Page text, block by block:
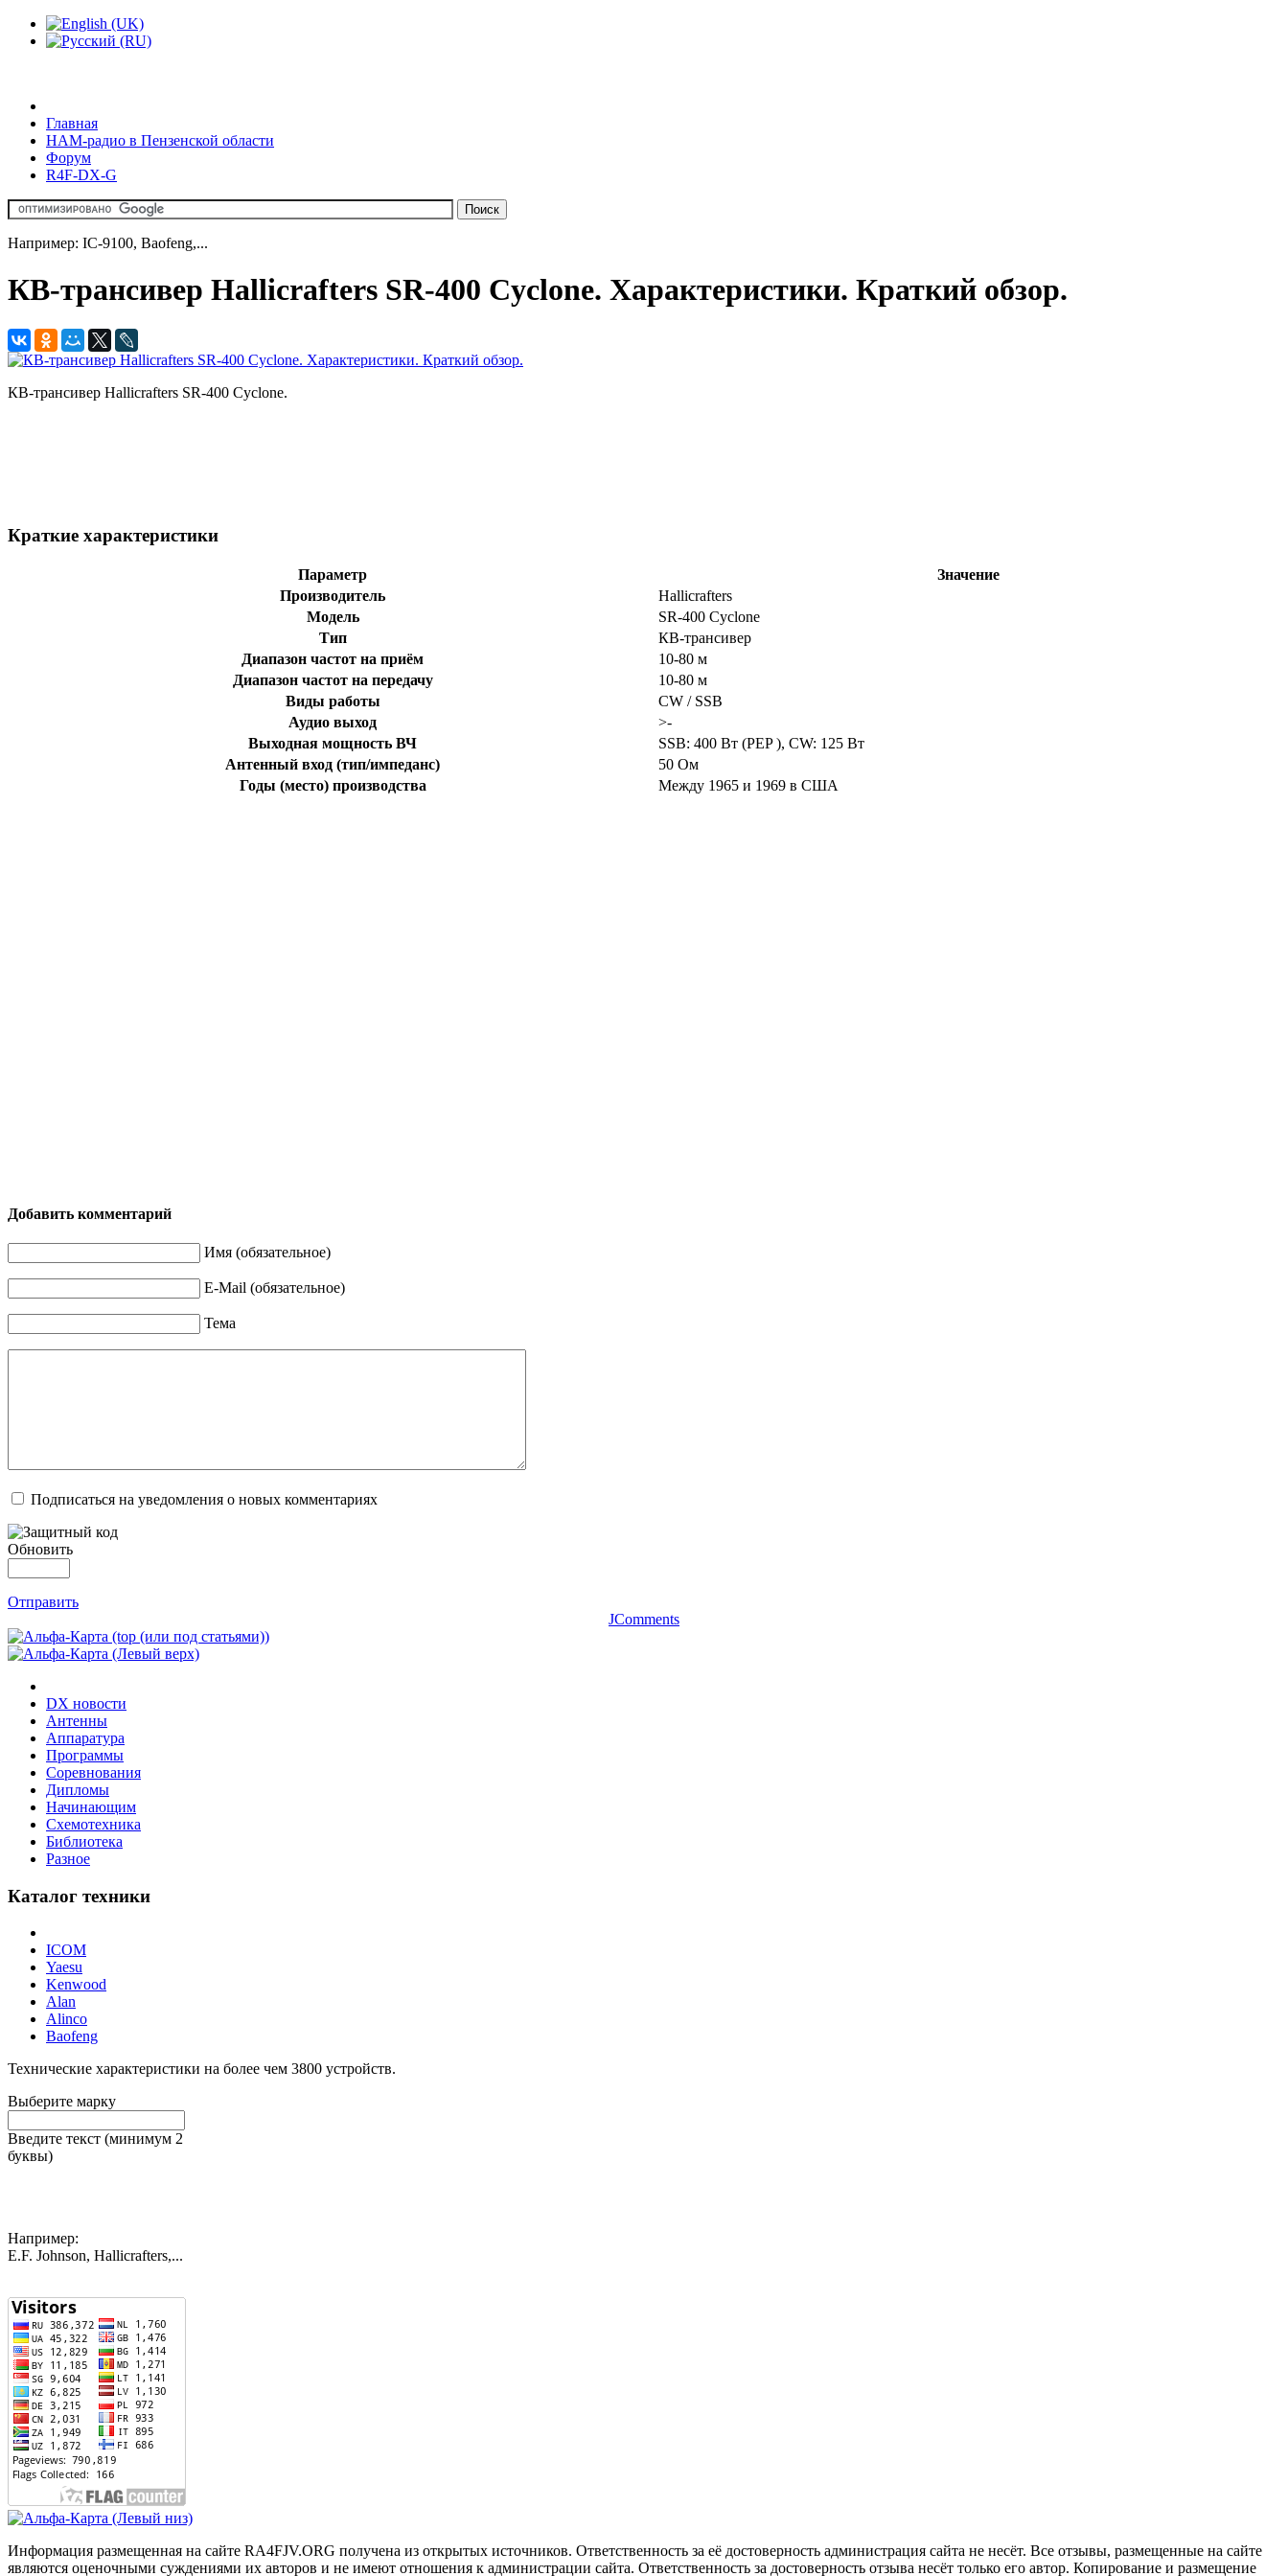
Главная
HAM-радио в Пензенской области
Форум
R4F-DX-G
Например: IC-9100, Baofeng,...
КВ-трансивер Hallicrafters SR-400 Cyclone. Характеристики. Краткий обзор.
КВ-трансивер Hallicrafters SR-400 Cyclone.
Краткие характеристики
Параметр
Значение
Производитель
Hallicrafters
Модель
SR-400 Cyclone
Тип
КВ-трансивер
Диапазон частот на приём
10-80 м
Диапазон частот на передачу
10-80 м
Виды работы
CW / SSB
Аудио выход
>-
Выходная мощность ВЧ
SSB: 400 Вт (PEP ), CW: 125 Вт
Антенный вход (тип/импеданс)
50 Ом
Годы (место) производства
Между 1965 и 1969 в США
Добавить комментарий
Имя (обязательное)
E-Mail (обязательное)
Тема
Подписаться на уведомления о новых комментариях
Обновить
Отправить
JComments
DX новости
Антенны
Аппаратура
Программы
Соревнования
Дипломы
Начинающим
Схемотехника
Библиотека
Разное
Каталог техники
ICOM
Yaesu
Kenwood
Alan
Alinco
Baofeng
Технические характеристики на более чем 3800 устройств.
Выберите марку
Введите текст (минимум 2
буквы)
Например:
E.F. Johnson, Hallicrafters,...
Информация размещенная на сайте RA4FJV.ORG получена из открытых источников. Ответственность за её достоверность администрация сайта не несёт. Все отзывы, размещенные на сайте
являются оценочными суждениями их авторов и не имеют отношения к администрации сайта. Ответственность за достоверность отзыва несёт только его автор. Копирование и размещение